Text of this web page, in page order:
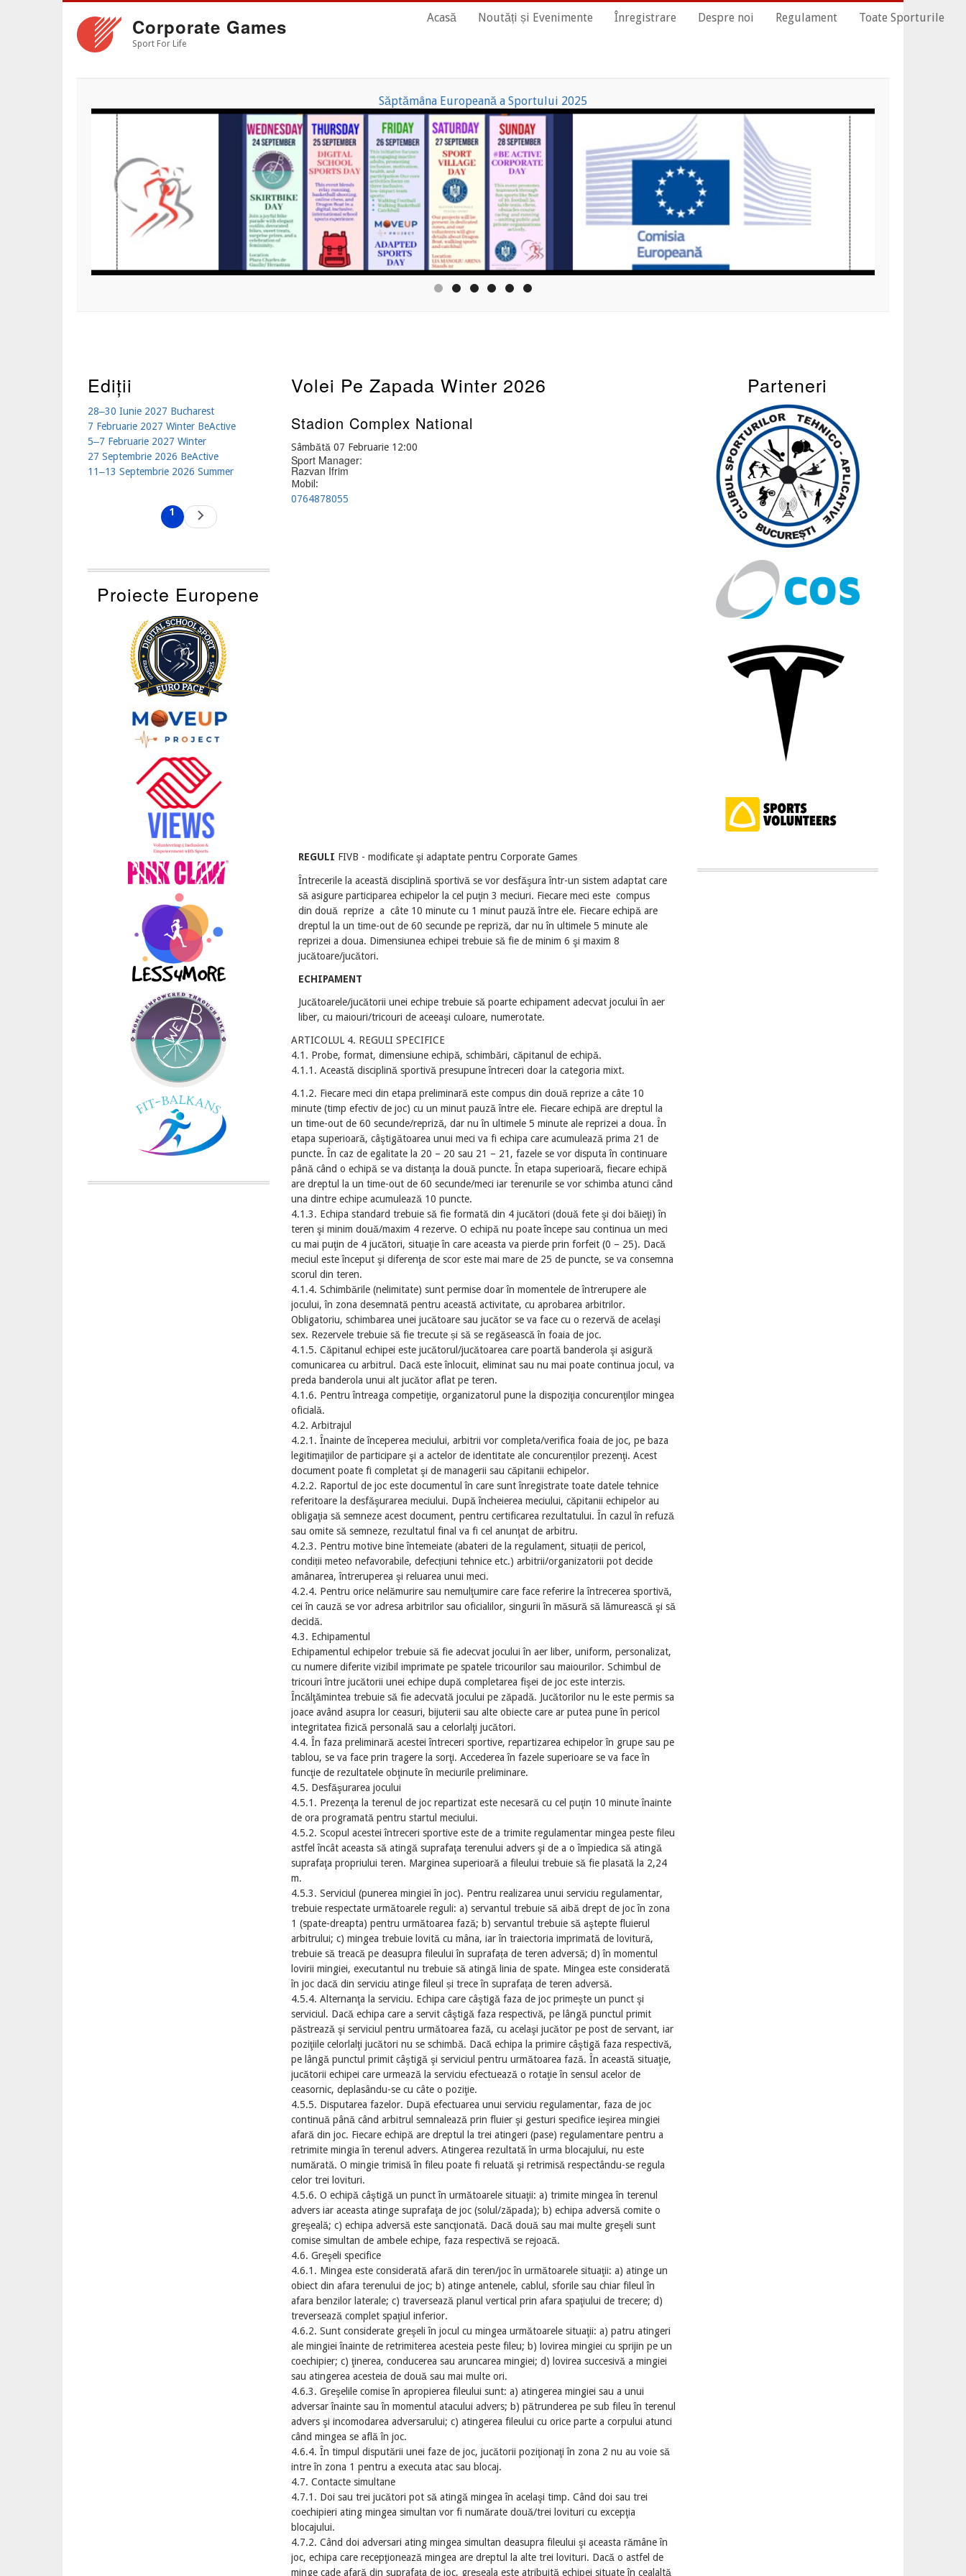
Corporate Games
Sport For Life
Săptămâna Europeană a Sportului 2025
Main
Acasă Noutăți și Evenimente Înregistrare Despre noi Regulament Toate Sporturile
Ediții
28‒30 Iunie 2027 Bucharest
7 Februarie 2027 Winter BeActive
5‒7 Februarie 2027 Winter
27 Septembrie 2026 BeActive
11‒13 Septembrie 2026 Summer
Current
page
1
Next
page
Proiecte Europene
Volei Pe Zapada Winter 2026
Stadion Complex National
Sâmbătă 07 Februarie 12:00
Sport Manager:
Razvan Ifrim
Mobil:
0764878055
REGULI FIVB - modificate şi adaptate pentru Corporate Games
Întrecerile la această disciplină sportivă se vor desfăşura într-un sistem adaptat care
să asigure participarea echipelor la cel puţin 3 meciuri. Fiecare meci este compus
din două reprize a câte 10 minute cu 1 minut pauză între ele. Fiecare echipă are
dreptul la un time-out de 60 secunde pe repriză, dar nu în ultimele 5 minute ale
reprizei a doua. Dimensiunea echipei trebuie să fie de minim 6 şi maxim 8
jucătoare/jucători.
ECHIPAMENT
Jucătoarele/jucătorii unei echipe trebuie să poarte echipament adecvat jocului în aer
liber, cu maiouri/tricouri de aceeaşi culoare, numerotate.
ARTICOLUL 4. REGULI SPECIFICE
4.1. Probe, format, dimensiune echipă, schimbări, căpitanul de echipă.
4.1.1. Această disciplină sportivă presupune întreceri doar la categoria mixt.
4.1.2. Fiecare meci din etapa preliminară este compus din două reprize a câte 10
minute (timp efectiv de joc) cu un minut pauză între ele. Fiecare echipă are dreptul la
un time-out de 60 secunde/repriză, dar nu în ultimele 5 minute ale reprizei a doua. În
etapa superioară, câştigătoarea unui meci va fi echipa care acumulează prima 21 de
puncte. În caz de egalitate la 20 – 20 sau 21 – 21, fazele se vor disputa în continuare
până când o echipă se va distanţa la două puncte. În etapa superioară, fiecare echipă
are dreptul la un time-out de 60 secunde/meci iar terenurile se vor schimba atunci când
una dintre echipe acumulează 10 puncte.
4.1.3. Echipa standard trebuie să fie formată din 4 jucători (două fete şi doi băieţi) în
teren şi minim două/maxim 4 rezerve. O echipă nu poate începe sau continua un meci
cu mai puţin de 4 jucători, situaţie în care aceasta va pierde prin forfeit (0 – 25). Dacă
meciul este început şi diferenţa de scor este mai mare de 25 de puncte, se va consemna
scorul din teren.
4.1.4. Schimbările (nelimitate) sunt permise doar în momentele de întrerupere ale
jocului, în zona desemnată pentru această activitate, cu aprobarea arbitrilor.
Obligatoriu, schimbarea unei jucătoare sau jucător se va face cu o rezervă de acelaşi
sex. Rezervele trebuie să fie trecute și să se regăsească în foaia de joc.
4.1.5. Căpitanul echipei este jucătorul/jucătoarea care poartă banderola şi asigură
comunicarea cu arbitrul. Dacă este înlocuit, eliminat sau nu mai poate continua jocul, va
preda banderola unui alt jucător aflat pe teren.
4.1.6. Pentru întreaga competiţie, organizatorul pune la dispoziţia concurenţilor mingea
oficială.
4.2. Arbitrajul
4.2.1. Înainte de începerea meciului, arbitrii vor completa/verifica foaia de joc, pe baza
legitimaţiilor de participare şi a actelor de identitate ale concurenților prezenţi. Acest
document poate fi completat şi de managerii sau căpitanii echipelor.
4.2.2. Raportul de joc este documentul în care sunt înregistrate toate datele tehnice
referitoare la desfăşurarea meciului. După încheierea meciului, căpitanii echipelor au
obligaţia să semneze acest document, pentru certificarea rezultatului. În cazul în refuză
sau omite să semneze, rezultatul final va fi cel anunţat de arbitru.
4.2.3. Pentru motive bine întemeiate (abateri de la regulament, situații de pericol,
condiții meteo nefavorabile, defecțiuni tehnice etc.) arbitrii/organizatorii pot decide
amânarea, întreruperea şi reluarea unui meci.
4.2.4. Pentru orice nelămurire sau nemulţumire care face referire la întrecerea sportivă,
cei în cauză se vor adresa arbitrilor sau oficialilor, singurii în măsură să lămurească şi să
decidă.
4.3. Echipamentul
Echipamentul echipelor trebuie să fie adecvat jocului în aer liber, uniform, personalizat,
cu numere diferite vizibil imprimate pe spatele tricourilor sau maiourilor. Schimbul de
tricouri între jucătorii unei echipe după completarea fişei de joc este interzis.
Încălţămintea trebuie să fie adecvată jocului pe zăpadă. Jucătorilor nu le este permis sa
joace având asupra lor ceasuri, bijuterii sau alte obiecte care ar putea pune în pericol
integritatea fizică personală sau a celorlalţi jucători.
4.4. În faza preliminară acestei întreceri sportive, repartizarea echipelor în grupe sau pe
tablou, se va face prin tragere la sorţi. Accederea în fazele superioare se va face în
funcţie de rezultatele obţinute în meciurile preliminare.
4.5. Desfăşurarea jocului
4.5.1. Prezenţa la terenul de joc repartizat este necesară cu cel puţin 10 minute înainte
de ora programată pentru startul meciului.
4.5.2. Scopul acestei întreceri sportive este de a trimite regulamentar mingea peste fileu
astfel încât aceasta să atingă suprafaţa terenului advers şi de a o împiedica să atingă
suprafaţa propriului teren. Marginea superioară a fileului trebuie să fie plasată la 2,24
m.
4.5.3. Serviciul (punerea mingiei în joc). Pentru realizarea unui serviciu regulamentar,
trebuie respectate următoarele reguli: a) servantul trebuie să aibă drept de joc în zona
1 (spate-dreapta) pentru următoarea fază; b) servantul trebuie să aştepte fluierul
arbitrului; c) mingea trebuie lovită cu mâna, iar în traiectoria imprimată de lovitură,
trebuie să treacă pe deasupra fileului în suprafața de teren adversă; d) în momentul
lovirii mingiei, executantul nu trebuie să atingă linia de spate. Mingea este considerată
în joc dacă din serviciu atinge fileul și trece în suprafața de teren adversă.
4.5.4. Alternanţa la serviciu. Echipa care câştigă faza de joc primeşte un punct şi
serviciul. Dacă echipa care a servit câştigă faza respectivă, pe lângă punctul primit
păstrează şi serviciul pentru următoarea fază, cu acelaşi jucător pe post de servant, iar
poziţiile celorlalţi jucători nu se schimbă. Dacă echipa la primire câştigă faza respectivă,
pe lângă punctul primit câştigă şi serviciul pentru următoarea fază. În această situaţie,
jucătorii echipei care urmează la serviciu efectuează o rotaţie în sensul acelor de
ceasornic, deplasându-se cu câte o poziţie.
4.5.5. Disputarea fazelor. După efectuarea unui serviciu regulamentar, faza de joc
continuă până când arbitrul semnalează prin fluier şi gesturi specifice ieşirea mingiei
afară din joc. Fiecare echipă are dreptul la trei atingeri (pase) regulamentare pentru a
retrimite mingia în terenul advers. Atingerea rezultată în urma blocajului, nu este
numărată. O mingie trimisă în fileu poate fi reluată şi retrimisă respectându-se regula
celor trei lovituri.
4.5.6. O echipă câştigă un punct în următoarele situaţii: a) trimite mingea în terenul
advers iar aceasta atinge suprafaţa de joc (solul/zăpada); b) echipa adversă comite o
greşeală; c) echipa adversă este sancţionată. Dacă două sau mai multe greşeli sunt
comise simultan de ambele echipe, faza respectivă se rejoacă.
4.6. Greşeli specifice
4.6.1. Mingea este considerată afară din teren/joc în următoarele situaţii: a) atinge un
obiect din afara terenului de joc; b) atinge antenele, cablul, sforile sau chiar fileul în
afara benzilor laterale; c) traversează planul vertical prin afara spaţiului de trecere; d)
treversează complet spaţiul inferior.
4.6.2. Sunt considerate greşeli în jocul cu mingea următoarele situaţii: a) patru atingeri
ale mingiei înainte de retrimiterea acesteia peste fileu; b) lovirea mingiei cu sprijin pe un
coechipier; c) ţinerea, conducerea sau aruncarea mingiei; d) lovirea succesivă a mingiei
sau atingerea acesteia de două sau mai multe ori.
4.6.3. Greşelile comise în apropierea fileului sunt: a) atingerea mingiei sau a unui
adversar înainte sau în momentul atacului advers; b) pătrunderea pe sub fileu în terenul
advers şi incomodarea adversarului; c) atingerea fileului cu orice parte a corpului atunci
când mingea se află în joc.
4.6.4. În timpul disputării unei faze de joc, jucătorii poziţionaţi în zona 2 nu au voie să
intre în zona 1 pentru a executa atac sau blocaj.
4.7. Contacte simultane
4.7.1. Doi sau trei jucători pot să atingă mingea în acelaşi timp. Când doi sau trei
coechipieri ating mingea simultan vor fi numărate două/trei lovituri cu excepţia
blocajului.
4.7.2. Când doi adversari ating mingea simultan deasupra fileului şi aceasta rămâne în
joc, echipa care recepţionează mingea are dreptul la alte trei lovituri. Dacă o astfel de
minge cade afară din suprafaţa de joc, greşeala este atribuită echipei situate în cealaltă
Parteneri